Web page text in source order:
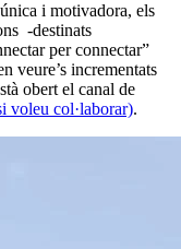
i motivadora, els
-destinats
per connectar”
veure’s incrementats
obert el canal de
voleu col·laborar).